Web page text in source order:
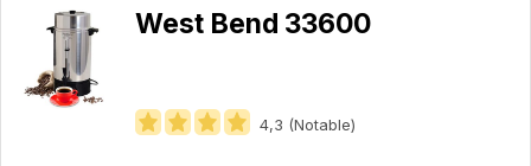
West Bend 33600
4,3 (Notable)